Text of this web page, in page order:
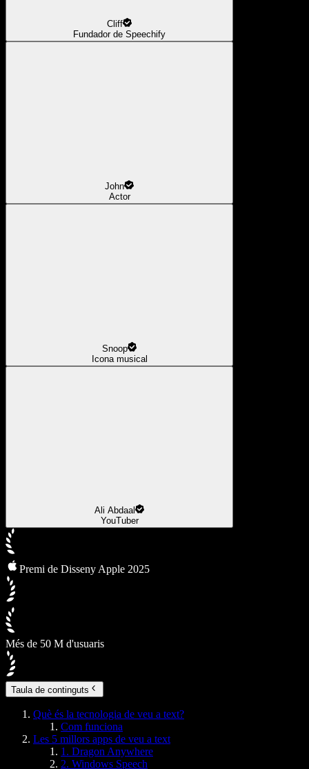
Cliff
Fundador de Speechify
John
Actor
Snoop
Icona musical
Ali Abdaal
YouTuber
Premi de Disseny Apple 2025
Més de 50 M d'usuaris
Taula de continguts
Què és la tecnologia de veu a text?
Com funciona
Les 5 millors apps de veu a text
1. Dragon Anywhere
2. Windows Speech